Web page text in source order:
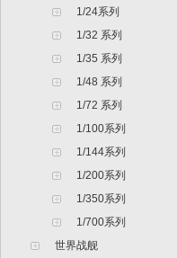
1/24系列
1/32 系列
1/35 系列
1/48 系列
1/72 系列
1/100系列
1/144系列
1/200系列
1/350系列
1/700系列
世界战舰